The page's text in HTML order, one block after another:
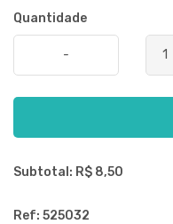
Quantidade
-
Subtotal: R$ 8,50
Ref: 525032